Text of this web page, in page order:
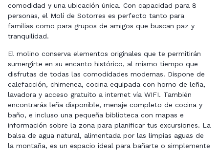
comodidad y una ubicación única. Con capacidad para 8
personas, el Molí de Sotorres es perfecto tanto para
familias como para grupos de amigos que buscan paz y
tranquilidad.
El molino conserva elementos originales que te permitirán
sumergirte en su encanto histórico, al mismo tiempo que
disfrutas de todas las comodidades modernas. Dispone de
calefacción, chimenea, cocina equipada con horno de leña,
lavadora y acceso gratuito a internet vía WIFI. También
encontrarás leña disponible, menaje completo de cocina y
baño, e incluso una pequeña biblioteca con mapas e
información sobre la zona para planificar tus excursiones. La
balsa de agua natural, alimentada por las limpias aguas de
la montaña, es un espacio ideal para bañarte o simplemente